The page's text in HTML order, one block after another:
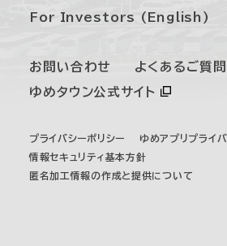
事業紹介
組織図
IRライブラリ
IRニュース
個人投資家の皆さまへ
社会
ガバナンス
SDGs
パート・アルバイト採用
For Investors (English)
お問い合わせ
よくあるご質問
ゆめタウン公式サイト
プライバシーポリシー
ゆめアプリプライ
情報セキュリティ基本方針
匿名加工情報の作成と提供について